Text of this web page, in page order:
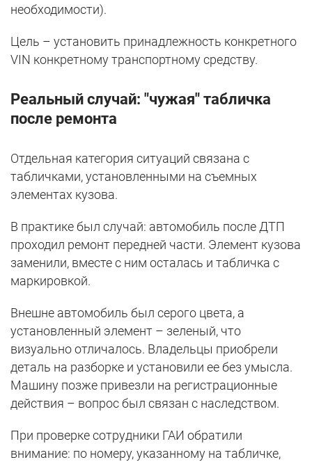
необходимости).
Цель – установить принадлежность конкретного
VIN конкретному транспортному средству.
Реальный случай: "чужая" табличка
после ремонта
Отдельная категория ситуаций связана с
табличками, установленными на съемных
элементах кузова.
В практике был случай: автомобиль после ДТП
проходил ремонт передней части. Элемент кузова
заменили, вместе с ним осталась и табличка с
маркировкой.
Внешне автомобиль был серого цвета, а
установленный элемент – зеленый, что
визуально отличалось. Владельцы приобрели
деталь на разборке и установили ее без умысла.
Машину позже привезли на регистрационные
действия – вопрос был связан с наследством.
При проверке сотрудники ГАИ обратили
внимание: по номеру, указанному на табличке,